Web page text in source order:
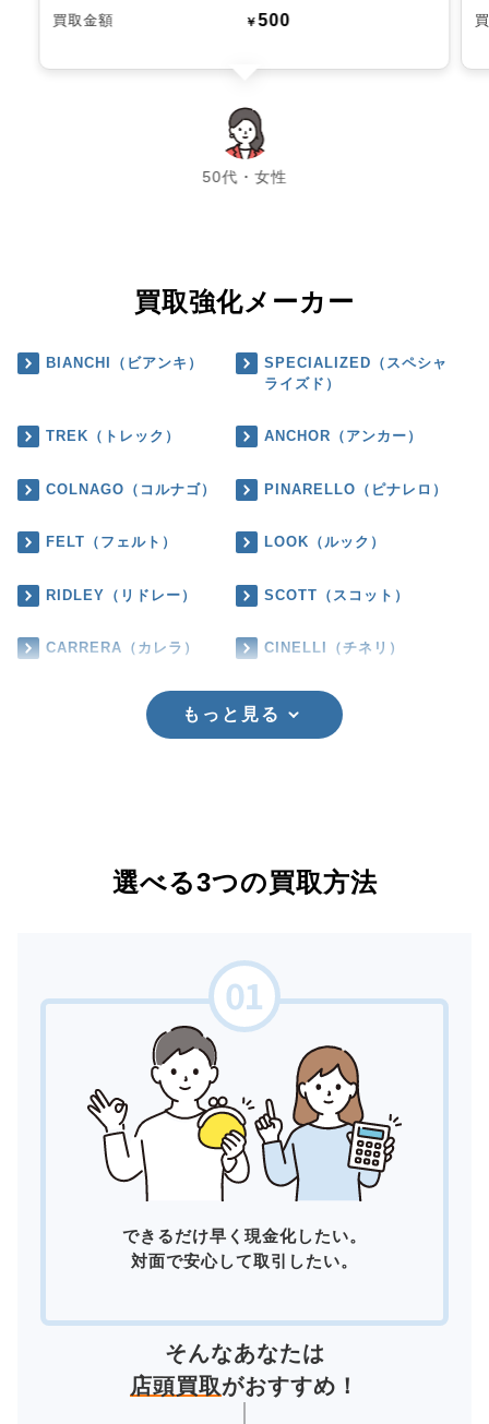
買取金額 ￥500
50代・女性
chevron_left chevron_right
買取強化メーカー
BIANCHI（ビアンキ）
SPECIALIZED（スペシャ
ライズド）
TREK（トレック） ANCHOR（アンカー）
COLNAGO（コルナゴ） PINARELLO（ピナレロ）
FELT（フェルト） LOOK（ルック）
RIDLEY（リドレー） SCOTT（スコット）
CARRERA（カレラ） CINELLI（チネリ）
もっと見る
選べる3つの買取方法
できるだけ早く現金化したい。
対面で安心して取引したい。
そんなあなたは
店頭買取がおすすめ！